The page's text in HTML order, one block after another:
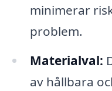
minimerar
problem.
Materialval:
av hållbara